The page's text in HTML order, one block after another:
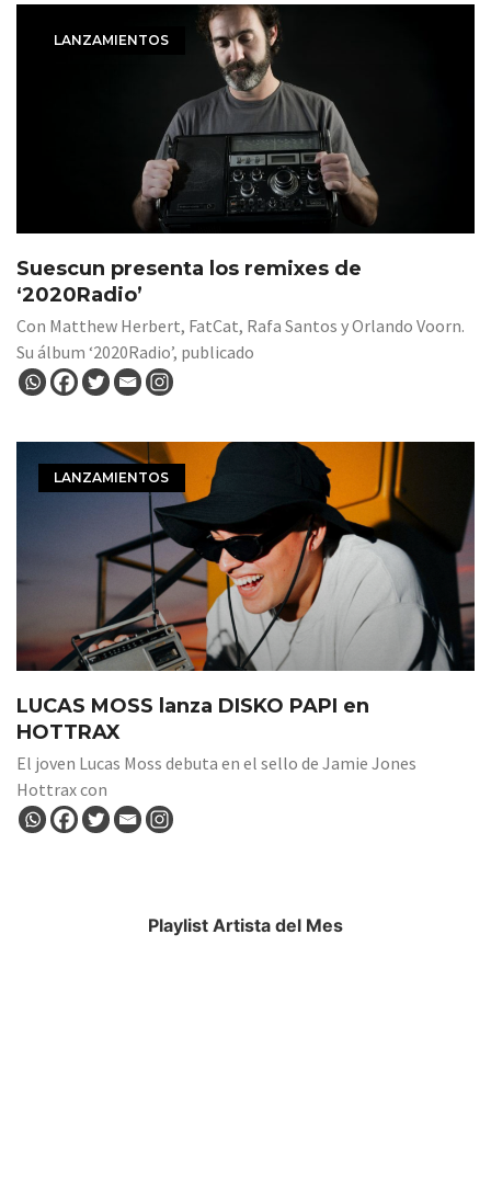
LANZAMIENTOS
Suescun presenta los remixes de
‘2020Radio’
Con Matthew Herbert, FatCat, Rafa Santos y Orlando Voorn.
Su álbum ‘2020Radio’, publicado
LANZAMIENTOS
LUCAS MOSS lanza DISKO PAPI en
HOTTRAX
El joven Lucas Moss debuta en el sello de Jamie Jones
Hottrax con
Playlist Artista del Mes